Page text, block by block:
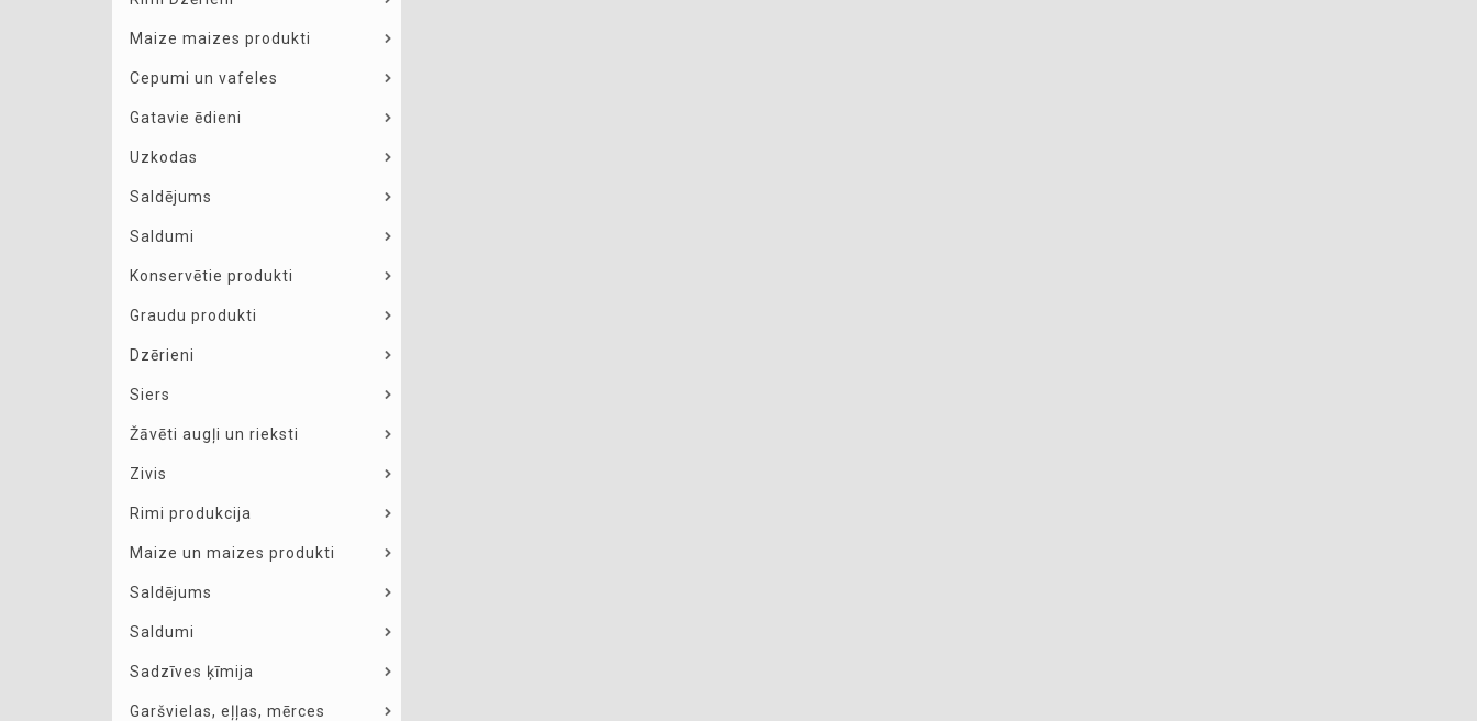
Maize maizes produkti
Cepumi un vafeles
Gatavie ēdieni
Uzkodas
Saldējums
Saldumi
Konservētie produkti
Graudu produkti
Dzērieni
Siers
Žāvēti augļi un rieksti
Zivis
Rimi produkcija
Maize un maizes produkti
Saldējums
Saldumi
Sadzīves ķīmija
Garšvielas, eļļas, mērces